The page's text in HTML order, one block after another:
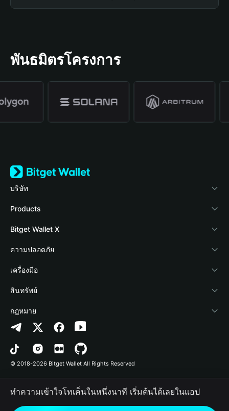
พันธมิตรโครงการ
บริษัท
เกี่ยวกับ Bitget Wallet
Blog
Academy
ข่าวสารด้านคริปโต
ศูนย์ช่วยเหลือ
ติดต่อเรา
ทรัพยากรข้อมูลของแบรนด์
อาชีพ
Products
Crypto Card
Stablecoin Earn
Payfi Crypto
Crypto Swap API
Altcoin Season Index
Prediction Markets
DApp
RWA
Bitget Wallet X
นักพัฒนา
เชื่อมต่อ Wallet
Bitget Wallet Pay
ลิสต์โปรเจกต์
ความปลอดภัย
Protection Fund
เทคโนโลยีความปลอดภัย
เครื่องมือ
ซื้อคริปโต
การตรวจจับการอนุญาต
การตรวจจับสัญญา
การโอนเป็นชุด
สินทรัพย์
Arbitrum
Avalanche
Bitcoin
Polygon
กฎหมาย
นโยบายความเป็นส่วนตัว
ข้อตกลงในการใช้บริการ
© 2018-2026 Bitget Wallet All Rights Reserved
ทำความเข้าใจโทเค็นในหนึ่งนาที เริ่มต้นได้เลยในแอป